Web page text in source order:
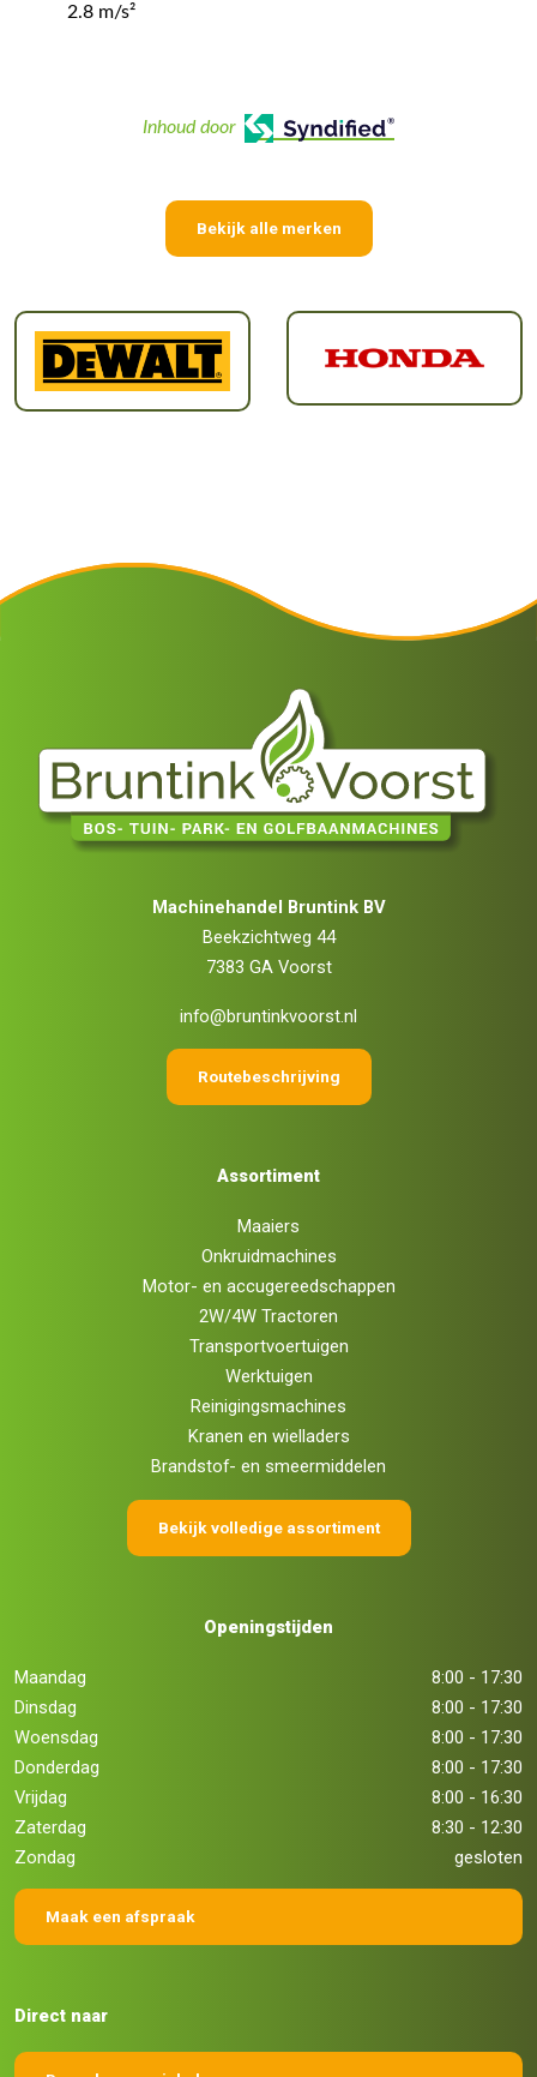
2.8 m/s²
Inhoud door
Bekijk alle merken
Machinehandel Bruntink BV
Beekzichtweg 44
7383 GA Voorst
info@bruntinkvoorst.nl
Routebeschrijving
Assortiment
Maaiers
Onkruidmachines
Motor- en accugereedschappen
2W/4W Tractoren
Transportvoertuigen
Werktuigen
Reinigingsmachines
Kranen en wielladers
Brandstof- en smeermiddelen
Bekijk volledige assortiment
Openingstijden
Maandag
8:00 - 17:30
Dinsdag
8:00 - 17:30
Woensdag
8:00 - 17:30
Donderdag
8:00 - 17:30
Vrijdag
8:00 - 16:30
Zaterdag
8:30 - 12:30
Zondag
gesloten
Maak een afspraak
Direct naar